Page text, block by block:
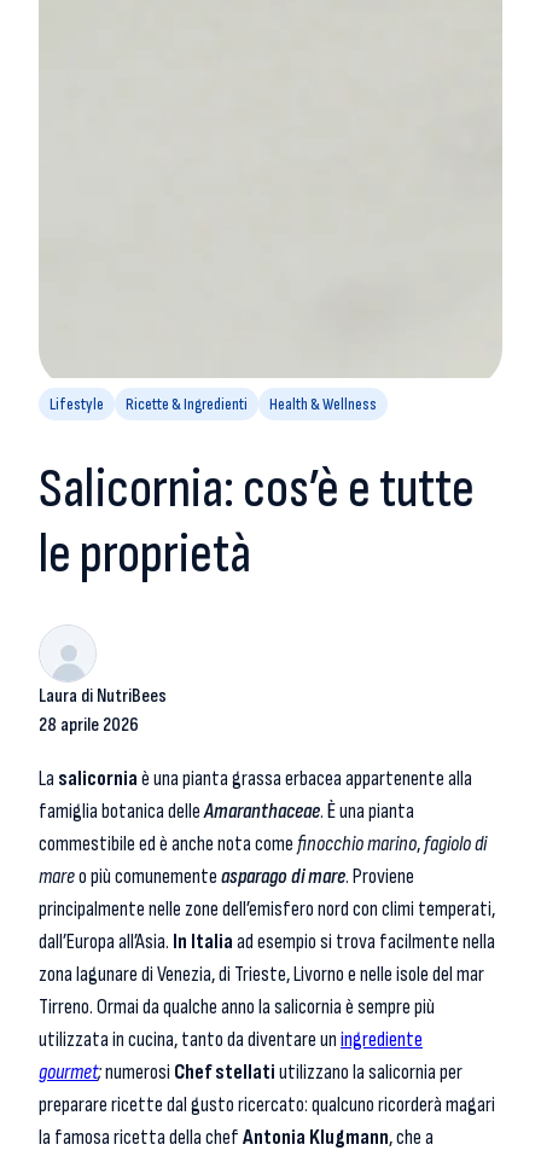
Lifestyle Ricette & Ingredienti Health & Wellness
Salicornia: cos’è e tutte
le proprietà
Laura di NutriBees
28 aprile 2026
La salicorniaè una pianta grassa erbacea appartenente alla
famiglia botanica delleAmaranthaceae. È una pianta
commestibile ed è anche nota come finocchio marino,fagiolo di
mareo più comunementeasparago di mare. Proviene
principalmente nelle zone dell’emisfero nord con climi temperati,
dall’Europa all’Asia. In Italiaad esempio si trova facilmente nella
zona lagunare di Venezia, di Trieste, Livorno e nelle isole del mar
Tirreno. Ormai da qualche anno la salicornia è sempre più
utilizzata in cucina, tanto da diventare uningrediente
gourmet;numerosi Chef stellatiutilizzano la salicornia per
preparare ricette dal gusto ricercato: qualcuno ricorderà magari
la famosa ricetta della chefAntonia Klugmann, che a